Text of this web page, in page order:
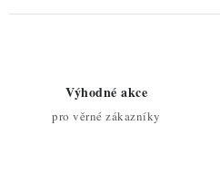
Výhodné akce
pro věrné zákazníky